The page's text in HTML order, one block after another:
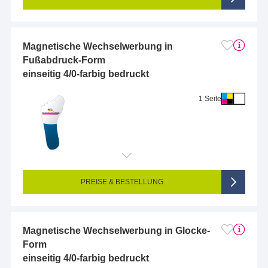
Magnetische Wechselwerbung in
Fußabdruck-Form
einseitig 4/0-farbig bedruckt
1 Seite
Endformat (bedruckte Fläche): 2 x 2 cm
Seitigkeit: 1-seitig (Vorderseite bedruckt, Rückseite unbedruckt)
4/0-farbig CMYK (vollfarbig bedruckt)
PREISE & BESTELLUNG
Magnetische Wechselwerbung in Glocke-
Form
einseitig 4/0-farbig bedruckt